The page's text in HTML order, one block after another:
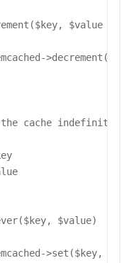
$value = 1)
cache indefinitely.
$value)
>set($key,